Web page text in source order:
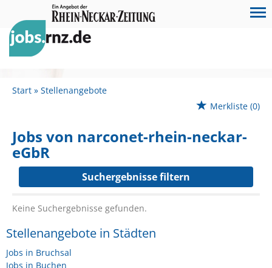
Start
Stellenangebote
Merkliste (0)
Jobs von narconet-rhein-neckar-
eGbR
Suchergebnisse filtern
Keine Suchergebnisse gefunden.
Stellenangebote in Städten
Jobs in Bruchsal
Jobs in Buchen